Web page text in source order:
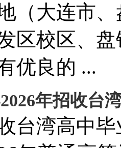
（大连市
区校区、
优良的 ...
年招收台
台湾高中